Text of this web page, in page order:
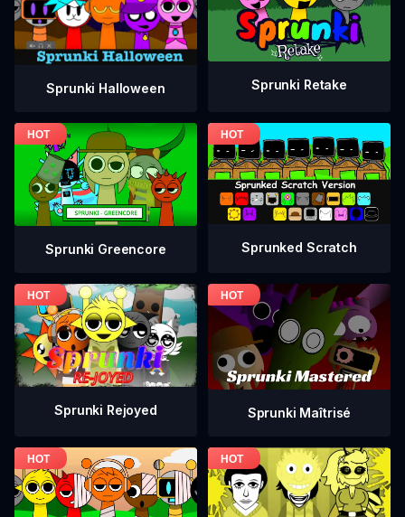
Sprunki Halloween Sprunki Retake
Sprunki Greencore Sprunked Scratch
Sprunki Rejoyed Sprunki Maîtrisé